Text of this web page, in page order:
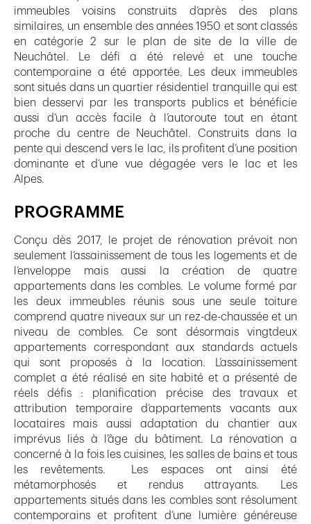
immeubles voisins construits d’après des plans
similaires, un ensemble des années 1950 et sont classés
en catégorie 2 sur le plan de site de la ville de
Neuchâtel. Le défi a été relevé et une touche
contemporaine a été apportée. Les deux immeubles
sont situés dans un quartier résidentiel tranquille qui est
bien desservi par les transports publics et bénéficie
aussi d’un accès facile à l’autoroute tout en étant
proche du centre de Neuchâtel. Construits dans la
pente qui descend vers le lac, ils profitent d’une position
dominante et d’une vue dégagée vers le lac et les
Alpes.
PROGRAMME
Conçu dès 2017, le projet de rénovation prévoit non
seulement l’assainissement de tous les logements et de
l’enveloppe mais aussi la création de quatre
appartements dans les combles. Le volume formé par
les deux immeubles réunis sous une seule toiture
comprend quatre niveaux sur un rez-de-chaussée et un
niveau de combles. Ce sont désormais vingtdeux
appartements correspondant aux standards actuels
qui sont proposés à la location. L’assainissement
complet a été réalisé en site habité et a présenté de
réels défis : planification précise des travaux et
attribution temporaire d’appartements vacants aux
locataires mais aussi adaptation du chantier aux
imprévus liés à l’âge du bâtiment. La rénovation a
concerné à la fois les cuisines, les salles de bains et tous
les revêtements. Les espaces ont ainsi été
métamorphosés et rendus attrayants. Les
appartements situés dans les combles sont résolument
contemporains et profitent d’une lumière généreuse